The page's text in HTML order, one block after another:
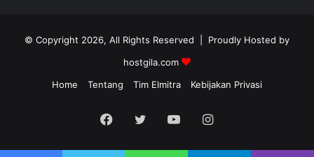
© Copyright 2026, All Rights Reserved | Proudly Hosted by
hostgila.com
Home
Tentang Tim Elmitra Kebijakan Privasi
Facebook
TwitterYouTubeInstagram